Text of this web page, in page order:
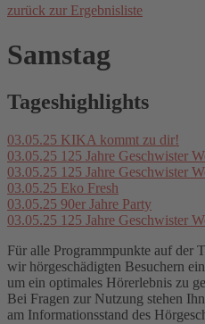
zurück zur Ergebnisliste
Samstag
Tageshighlights
03.05.25 KIKA kommt zu dir!
03.05.25 125 Jahre Geschwister
03.05.25 125 Jahre Geschwister
03.05.25 Eko Fresh
03.05.25 90er Jahre Party
03.05.25 125 Jahre Geschwister
Für alle Programmpunkte auf der
wir hörgeschädigten Besuchern
um ein optimales Hörerlebnis zu
Bei Fragen zur Nutzung stehen
am Informationsstand des